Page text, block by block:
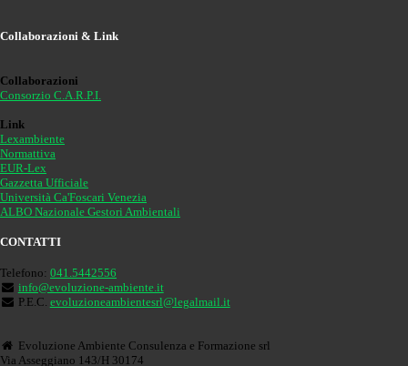
Collaborazioni & Link
Collaborazioni
Consorzio C.A.R.P.I.
Link
Lexambiente
Normattiva
EUR-Lex
Gazzetta Ufficiale
Università Ca'Foscari Venezia
ALBO Nazionale Gestori Ambientali
CONTATTI
Telefono: 041.5442556
info@evoluzione-ambiente.it
P.E.C. evoluzioneambientesrl@legalmail.it
Evoluzione Ambiente Consulenza e Formazione srl
Via Asseggiano 143/H 30174